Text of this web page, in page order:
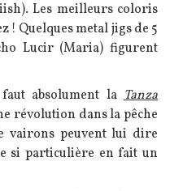
Les meilleurs coloris
! Quelques metal jigs de 5
Lucir (Maria) figurent
absolument la Tanza
révolution dans la pêche
vairons peuvent lui dire
si particulière en fait un